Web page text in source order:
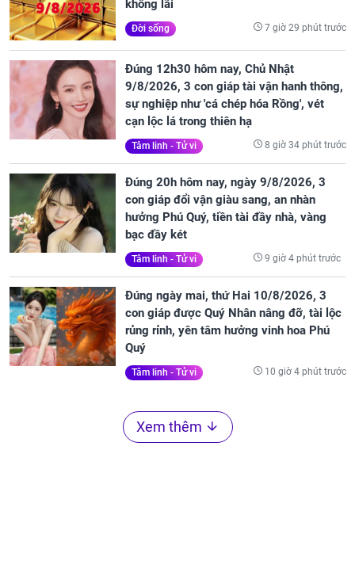
không lãi
Đời sống 7 giờ 29 phút trước
Đúng 12h30 hôm nay, Chủ Nhật
9/8/2026, 3 con giáp tài vận hanh thông,
sự nghiệp như 'cá chép hóa Rồng', vét
cạn lộc lá trong thiên hạ
Tâm linh - Tử vi 8 giờ 34 phút trước
Đúng 20h hôm nay, ngày 9/8/2026, 3
con giáp đổi vận giàu sang, an nhàn
hưởng Phú Quý, tiền tài đầy nhà, vàng
bạc đầy két
Tâm linh - Tử vi 9 giờ 4 phút trước
Đúng ngày mai, thứ Hai 10/8/2026, 3
con giáp được Quý Nhân nâng đỡ, tài lộc
rủng rỉnh, yên tâm hưởng vinh hoa Phú
Quý
Tâm linh - Tử vi 10 giờ 4 phút trước
Xem thêm